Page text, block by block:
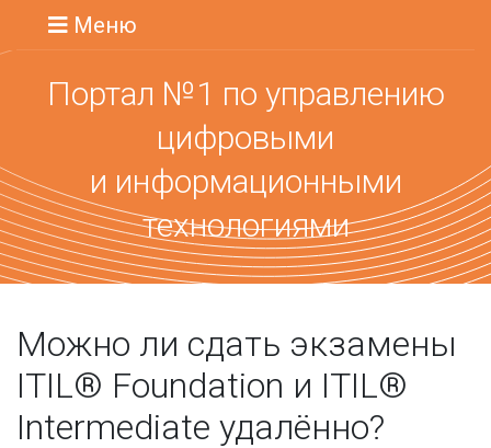
Меню
Портал №1 по управлению
цифровыми
и информационными
технологиями
Можно ли сдать экзамены
ITIL® Foundation и ITIL®
Intermediate удалённо?